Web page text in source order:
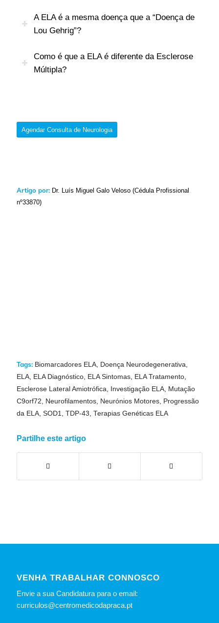
A ELA é a mesma doença que a “Doença de
Lou Gehrig”?
Como é que a ELA é diferente da Esclerose
Múltipla?
Agendar Consulta de Neurologia
Artigo por:Dr. Luís Miguel Galo Veloso (Cédula Profissional
nº33870)
Tags: Biomarcadores ELA, Doença Neurodegenerativa
ELA, ELA Diagnóstico, ELA Sintomas, ELA Tratamento,
Esclerose Lateral Amiotrófica
Investigação ELA, Mutação
C9orf72
Neurofilamentos, Neurónios Motores, Progressão
da ELA, SOD1 TDP‑43 Terapias Genéticas ELA
Partilhe este artigo
VENHA TRABALHAR CONNOSCO
Envie a sua Candidatura para o email:
curriculos@centromedicodapraca.pt